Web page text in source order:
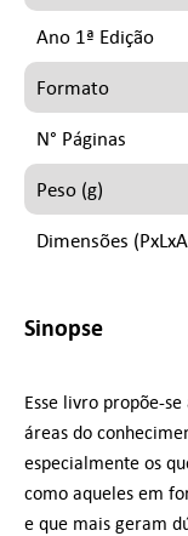
Ano 1ª Edição
Formato
N° Páginas
Peso (g)
Dimensões
Sinopse
Esse livro propõe-
áreas do
especialmente os
como aqueles em
e que mais geram